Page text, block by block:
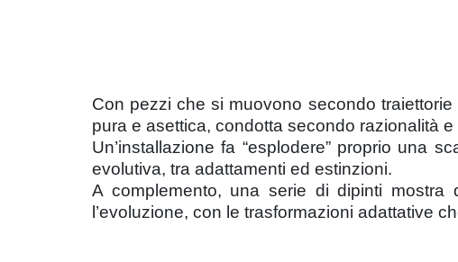
Con pezzi che si muovono secondo
pura e asettica, condotta secondo razionalità e
Un’installazione fa “esplodere” proprio una
evolutiva, tra adattamenti ed estinzioni.
A complemento, una serie di dipinti mostra
l’evoluzione, con le trasformazioni adattative